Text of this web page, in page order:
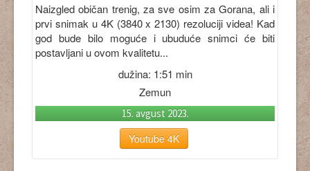
Naizgled običan trenig, za sve osim za Gorana, ali i
prvi snimak u 4K (3840 x 2130) rezoluciji videa! Kad
god bude bilo moguće i ubuduće snimci će biti
postavljani u ovom kvalitetu...
dužina: 1:51 min
Zemun
15. avgust 2023.
Youtube 4K